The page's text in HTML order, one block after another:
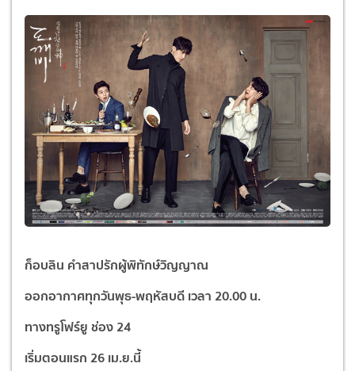
ก็อบลิน คำสาปรักผู้พิทักษ์วิญญาณ
ออกอากาศทุกวันพุธ-พฤหัสบดี เวลา 20.00 น.
ทางทรูโฟร์ยู ช่อง 24
เริ่มตอนแรก 26 เม.ย.นี้